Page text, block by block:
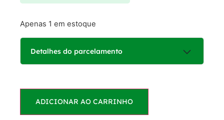
Apenas 1 em estoque
Detalhes do parcelamento
1x deR$125,00
sem juros
ADICIONAR AO CARRINHO